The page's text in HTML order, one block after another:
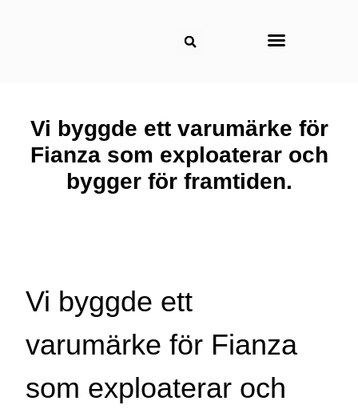
Vi byggde ett varumärke för
Fianza som exploaterar och
bygger för framtiden.
Vi byggde ett
varumärke för Fianza
som exploaterar och